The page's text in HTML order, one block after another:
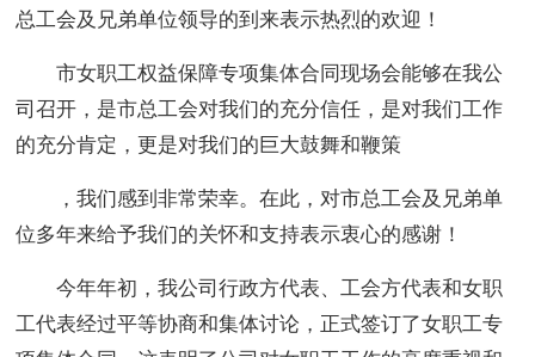
总工会及兄弟单位领导的到来表示热烈的欢迎！
市女职工权益保障专项集体合同现场会能够在我公
司召开，是市总工会对我们的充分信任，是对我们工作
的充分肯定，更是对我们的巨大鼓舞和鞭策
，我们感到非常荣幸。在此，对市总工会及兄弟单
位多年来给予我们的关怀和支持表示衷心的感谢！
今年年初，我公司行政方代表、工会方代表和女职
工代表经过平等协商和集体讨论，正式签订了女职工专